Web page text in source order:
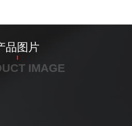
品图片
IMAGE